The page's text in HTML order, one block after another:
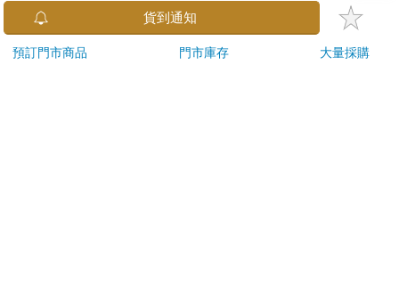
已拆封之個人衛生用品。（如：內衣褲、刮鬍刀、除毛
若非上列種類商品，均享有到貨7天的猶豫期（含例假
貨到通知
預訂門市商品 門市庫存 大量採購